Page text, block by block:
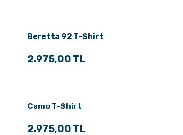
Beretta 92 T-Shirt
2.975,00 TL
Camo T-Shirt
2.975,00 TL